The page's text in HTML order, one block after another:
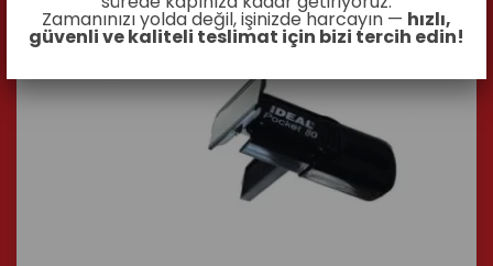
Zamanınızı yolda değil, işinizde harcayın — hızlı,
güvenli ve kaliteli teslimat için bizi tercih edin!